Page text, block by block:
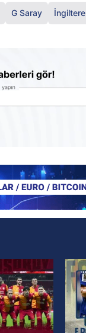
G Saray İngiltere